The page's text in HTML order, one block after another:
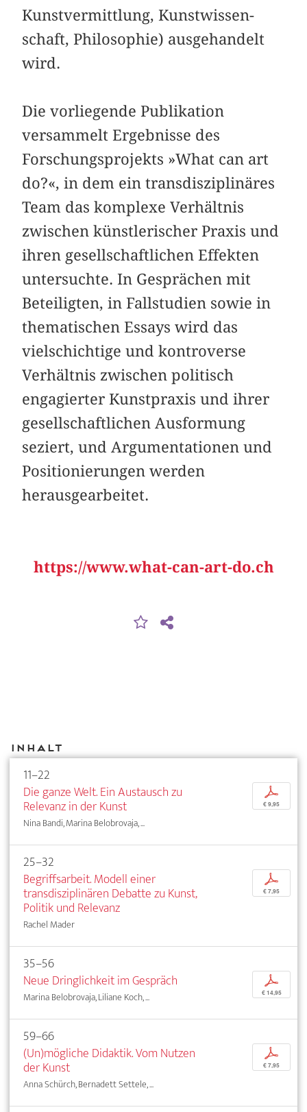
Kunstvermittlung, Kunstwissen­
schaft, Philosophie) ausgehandelt
wird.
Die vorliegende Publikation
versammelt Ergebnisse des
Forschungsprojekts »What can art
do?«, in dem ein trans­disziplinäres
Team das komplexe Verhältnis
zwischen künstlerischer Praxis und
ihren gesellschaftlichen Effekten
untersuchte. In Gesprächen mit
Beteiligten, in Fallstudien sowie in
thematischen Essays wird das
vielschichtige und kontroverse
Verhältnis zwischen politisch
engagierter Kunstpraxis und ihrer
gesellschaftlichen Ausformung
seziert, und Argumentationen und
Positionierungen werden
herausgearbeitet.
https://www.what-can-art-do.ch
Inhalt
11–22
Die ganze Welt. Ein Austausch zu
Relevanz in der Kunst
Nina Bandi, Marina Belobrovaja, ...
p
€ 9,95
25–32
Begriffsarbeit. Modell einer
transdisziplinären Debatte zu Kunst,
Politik und Relevanz
Rachel Mader
p
€ 7,95
35–56
Neue Dringlichkeit im Gespräch
Marina Belobrovaja, Liliane Koch, ...
p
€ 14,95
59–66
(Un)mögliche Didaktik. Vom Nutzen
der Kunst
Anna Schürch, Bernadett Settele, ...
p
€ 7,95